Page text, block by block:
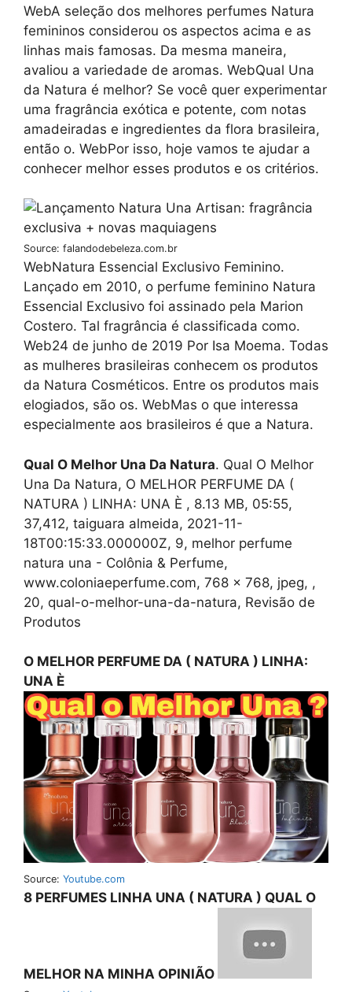
WebA seleção dos melhores perfumes Natura
femininos considerou os aspectos acima e as
linhas mais famosas. Da mesma maneira,
avaliou a variedade de aromas. WebQual Una
da Natura é melhor? Se você quer experimentar
uma fragrância exótica e potente, com notas
amadeiradas e ingredientes da flora brasileira,
então o. WebPor isso, hoje vamos te ajudar a
conhecer melhor esses produtos e os critérios.
Source: falandodebeleza.com.br
WebNatura Essencial Exclusivo Feminino.
Lançado em 2010, o perfume feminino Natura
Essencial Exclusivo foi assinado pela Marion
Costero. Tal fragrância é classificada como.
Web24 de junho de 2019 Por Isa Moema. Todas
as mulheres brasileiras conhecem os produtos
da Natura Cosméticos. Entre os produtos mais
elogiados, são os. WebMas o que interessa
especialmente aos brasileiros é que a Natura.
Qual O Melhor Una Da Natura. Qual O Melhor
Una Da Natura, O MELHOR PERFUME DA (
NATURA ) LINHA: UNA È , 8.13 MB, 05:55,
37,412, taiguara almeida, 2021-11-
18T00:15:33.000000Z, 9, melhor perfume
natura una - Colônia & Perfume,
www.coloniaeperfume.com, 768 x 768, jpeg, ,
20, qual-o-melhor-una-da-natura, Revisão de
Produtos
O MELHOR PERFUME DA ( NATURA ) LINHA:
UNA È
Source: Youtube.com
8 PERFUMES LINHA UNA ( NATURA ) QUAL O
MELHOR NA MINHA OPINIÃO